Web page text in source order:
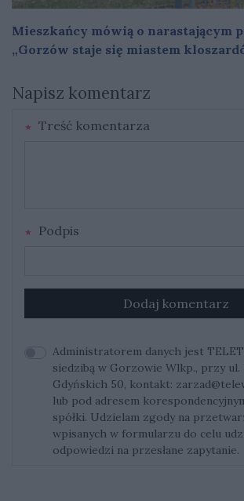
Mieszkańcy mówią o narastającym
„Gorzów staje się miastem
Napisz komentarz
Treść komentarza
Podpis
Dodaj komentarz
Administratorem danych jest
siedzibą w Gorzowie Wlkp., przy
Gdyńskich 50, kontakt:
lub pod adresem
spółki. Udzielam zgody na
wpisanych w formularzu do celu
odpowiedzi na przesłane zapytanie.